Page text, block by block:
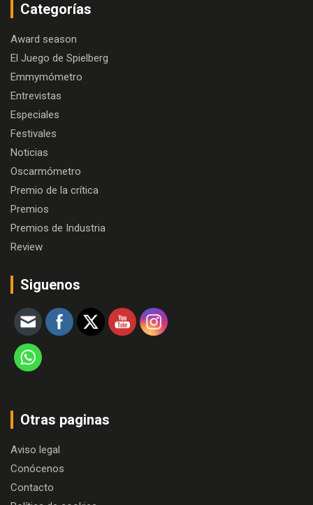
Categorías
Award season
El Juego de Spielberg
Emmymómetro
Entrevistas
Especiales
Festivales
Noticias
Oscarmómetro
Premio de la crítica
Premios
Premios de Industria
Review
Siguenos
Otras paginas
Aviso legal
Conócenos
Contacto